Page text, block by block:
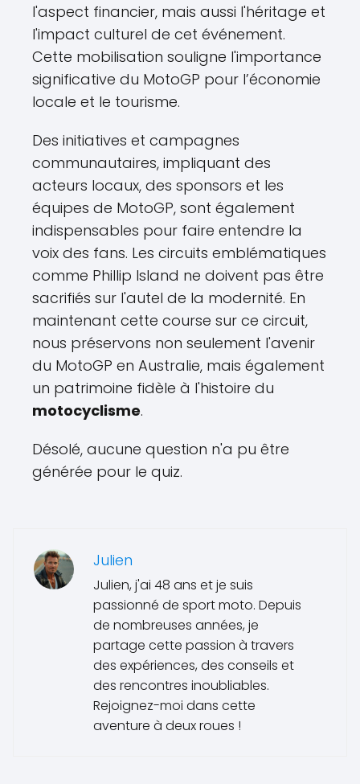
l'aspect financier, mais aussi l'héritage et
l'impact culturel de cet événement.
Cette mobilisation souligne l'importance
significative du MotoGP pour l’économie
locale et le tourisme.
Des initiatives et campagnes
communautaires, impliquant des
acteurs locaux, des sponsors et les
équipes de MotoGP, sont également
indispensables pour faire entendre la
voix des fans. Les circuits emblématiques
comme Phillip Island ne doivent pas être
sacrifiés sur l'autel de la modernité. En
maintenant cette course sur ce circuit,
nous préservons non seulement l'avenir
du MotoGP en Australie, mais également
un patrimoine fidèle à l'histoire du
motocyclisme.
Désolé, aucune question n'a pu être
générée pour le quiz.
Julien
Julien, j'ai 48 ans et je suis
passionné de sport moto. Depuis
de nombreuses années, je
partage cette passion à travers
des expériences, des conseils et
des rencontres inoubliables.
Rejoignez-moi dans cette
aventure à deux roues !